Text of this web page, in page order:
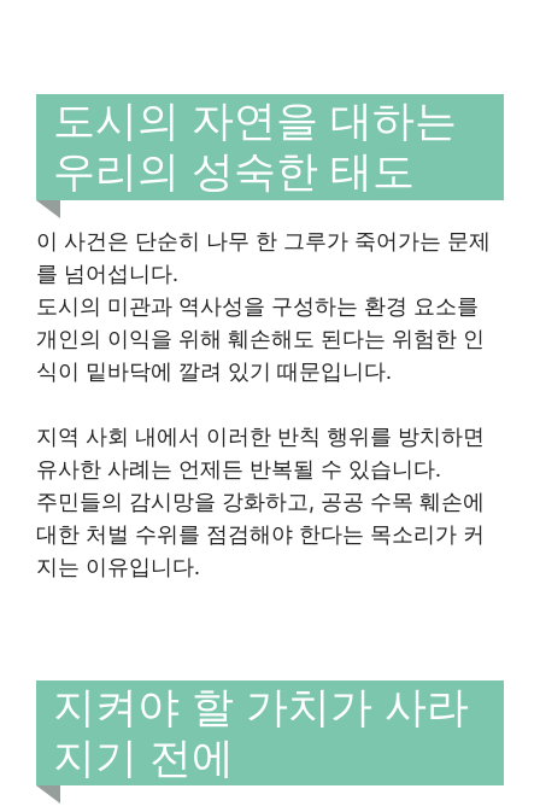
도시의 자연을 대하는
우리의 성숙한 태도
이 사건은 단순히 나무 한 그루가 죽어가는 문제
를 넘어섭니다.
도시의 미관과 역사성을 구성하는 환경 요소를
개인의 이익을 위해 훼손해도 된다는 위험한 인
식이 밑바닥에 깔려 있기 때문입니다.
지역 사회 내에서 이러한 반칙 행위를 방치하면
유사한 사례는 언제든 반복될 수 있습니다.
주민들의 감시망을 강화하고, 공공 수목 훼손에
대한 처벌 수위를 점검해야 한다는 목소리가 커
지는 이유입니다.
지켜야 할 가치가 사라
지기 전에